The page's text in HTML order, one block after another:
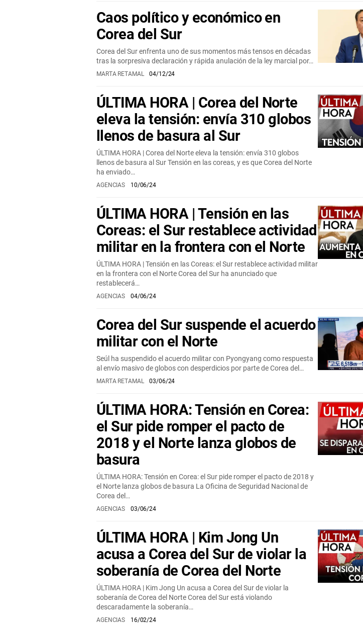
Caos político y económico en
Corea del Sur
Corea del Sur enfrenta uno de sus momentos más tensos en décadas
tras la sorpresiva declaración y rápida anulación de la ley marcial por…
MARTA RETAMAL 04/12/24
ÚLTIMA HORA | Corea del Norte
eleva la tensión: envía 310 globos
llenos de basura al Sur
ÚLTIMA HORA | Corea del Norte eleva la tensión: envía 310 globos
llenos de basura al Sur Tensión en las coreas, y es que Corea del Norte
ha enviado…
AGENCIAS 10/06/24
ÚLTIMA HORA | Tensión en las
Coreas: el Sur restablece actividad
militar en la frontera con el Norte
ÚLTIMA HORA | Tensión en las Coreas: el Sur restablece actividad militar
en la frontera con el Norte Corea del Sur ha anunciado que
restablecerá…
AGENCIAS 04/06/24
Corea del Sur suspende el acuerdo
militar con el Norte
Seúl ha suspendido el acuerdo militar con Pyongyang como respuesta
al envío masivo de globos con desperdicios por parte de Corea del…
MARTA RETAMAL 03/06/24
ÚLTIMA HORA: Tensión en Corea:
el Sur pide romper el pacto de
2018 y el Norte lanza globos de
basura
ÚLTIMA HORA: Tensión en Corea: el Sur pide romper el pacto de 2018 y
el Norte lanza globos de basura La Oficina de Seguridad Nacional de
Corea del…
AGENCIAS 03/06/24
ÚLTIMA HORA | Kim Jong Un
acusa a Corea del Sur de violar la
soberanía de Corea del Norte
ÚLTIMA HORA | Kim Jong Un acusa a Corea del Sur de violar la
soberanía de Corea del Norte Corea del Sur está violando
descaradamente la soberanía…
AGENCIAS 16/02/24